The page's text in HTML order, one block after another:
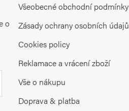
o
Všeobecné obchodní podmínky
Zásady ochrany osobních údajů
Cookies policy
Reklamace a vrácení zboží
Vše o nákupu
Doprava & platba